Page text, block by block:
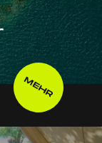
MEHR